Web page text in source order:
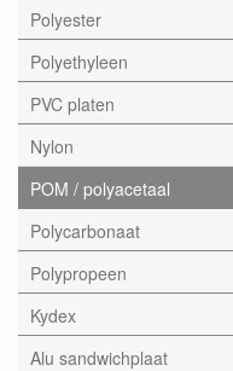
Polyester
Polyethyleen
PVC platen
Nylon
POM / polyacetaal
Polycarbonaat
Polypropeen
Kydex
Alu sandwichplaat